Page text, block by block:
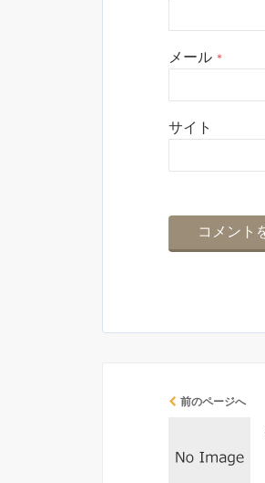
メール *
サイト
前のページへ